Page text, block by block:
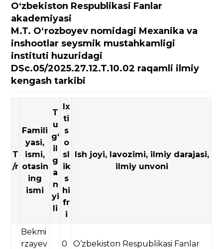
O‘zbekiston Respublikasi Fanlar
akademiyasi
M.T. O‘rozboyev nomidagi Mexanika va
inshootlar seysmik mustahkamligi
instituti huzuridagi
DSc.05/2025.27.12.T.10.02 raqamli ilmiy
kengash tarkibi
T
/r
Famili
yasi,
ismi,
otasin
ing
ismi
T
u
g‘
il
g
a
n
yi
li
Ix
ti
s
o
sl
ik
s
hi
fr
i
Ish joyi, lavozimi, ilmiy darajasi,
ilmiy unvoni
Bekmi
rzayev
0
O‘zbekiston Respublikasi Fanlar